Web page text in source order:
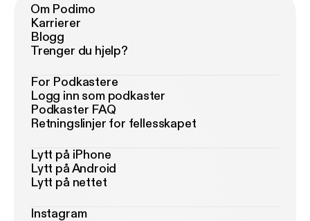
Om Podimo
Karrierer
Blogg
Trenger du hjelp?
For Podkastere
Logg inn som podkaster
Podkaster FAQ
Retningslinjer for fellesskapet
Lytt på iPhone
Lytt på Android
Lytt på nettet
Instagram